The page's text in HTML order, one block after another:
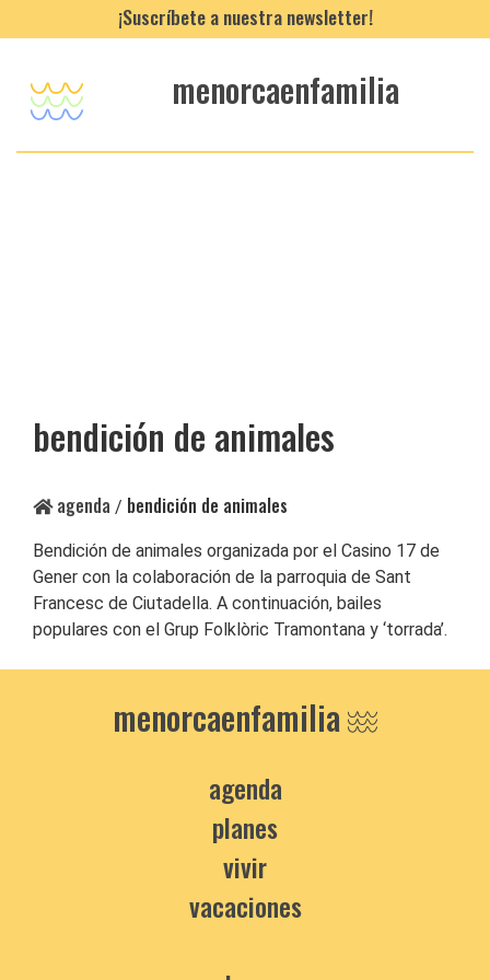
¡Suscríbete a nuestra newsletter!
menorcaenfamilia
bendición de animales
agenda / bendición de animales
Bendición de animales organizada por el Casino 17 de
Gener con la colaboración de la parroquia de Sant
Francesc de Ciutadella. A continuación, bailes
populares con el Grup Folklòric Tramontana y ‘torrada’.
menorcaenfamilia
agenda
planes
vivir
vacaciones